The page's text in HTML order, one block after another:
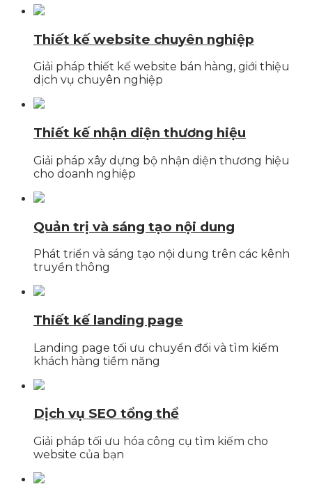
Thiết kế website chuyên nghiệp
Giải pháp thiết kế website bán hàng, giới thiệu
dịch vụ chuyên nghiệp
Thiết kế nhận diện thương hiệu
Giải pháp xây dựng bộ nhận diện thương hiệu
cho doanh nghiệp
Quản trị và sáng tạo nội dung
Phát triển và sáng tạo nội dung trên các kênh
truyền thông
Thiết kế landing page
Landing page tối ưu chuyển đổi và tìm kiếm
khách hàng tiềm năng
Dịch vụ SEO tổng thể
Giải pháp tối ưu hóa công cụ tìm kiếm cho
website của bạn